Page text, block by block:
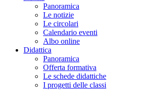
Panoramica
Le notizie
Le circolari
Calendario eventi
Albo online
Didattica
Panoramica
Offerta formativa
Le schede didattiche
I progetti delle classi